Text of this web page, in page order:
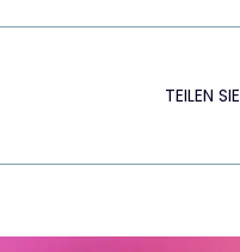
TEILEN SIE